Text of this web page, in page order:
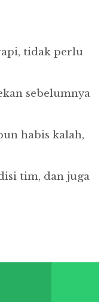
tidak perlu
sebelumnya
habis kalah,
tim, dan juga